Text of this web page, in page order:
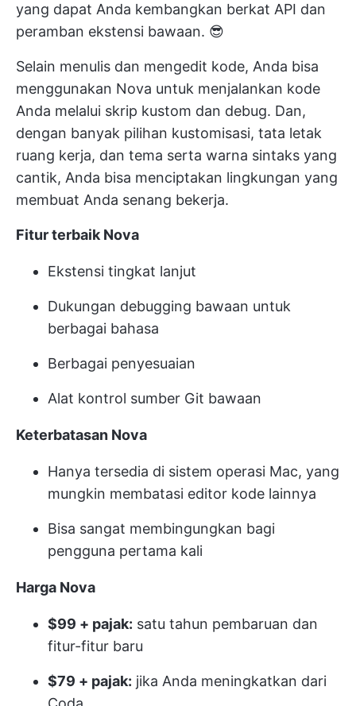
yang dapat Anda kembangkan berkat API dan
peramban ekstensi bawaan. 😎
Selain menulis dan mengedit kode, Anda bisa
menggunakan Nova untuk menjalankan kode
Anda melalui skrip kustom dan debug. Dan,
dengan banyak pilihan kustomisasi, tata letak
ruang kerja, dan tema serta warna sintaks yang
cantik, Anda bisa menciptakan lingkungan yang
membuat Anda senang bekerja.
Fitur terbaik Nova
Ekstensi tingkat lanjut
Dukungan debugging bawaan untuk
berbagai bahasa
Berbagai penyesuaian
Alat kontrol sumber Git bawaan
Keterbatasan Nova
Hanya tersedia di sistem operasi Mac, yang
mungkin membatasi editor kode lainnya
Bisa sangat membingungkan bagi
pengguna pertama kali
Harga Nova
$99 + pajak: satu tahun pembaruan dan
fitur-fitur baru
$79 + pajak: jika Anda meningkatkan dari